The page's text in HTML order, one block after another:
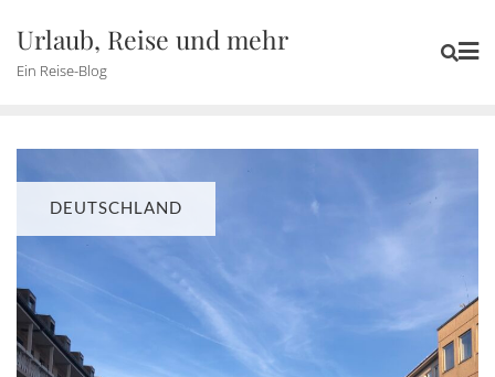
content
Urlaub, Reise und mehr
Ein Reise-Blog
DEUTSCHLAND